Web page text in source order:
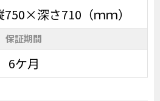
深さ710（ｍｍ）
保証期間
6ケ月